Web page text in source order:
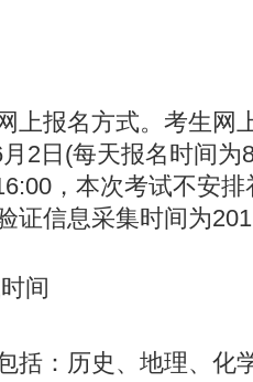
上报名方式。考生网
2日(每天报名时间
，本次考试不安排
证信息采集时间为
间
括：历史、地理、化